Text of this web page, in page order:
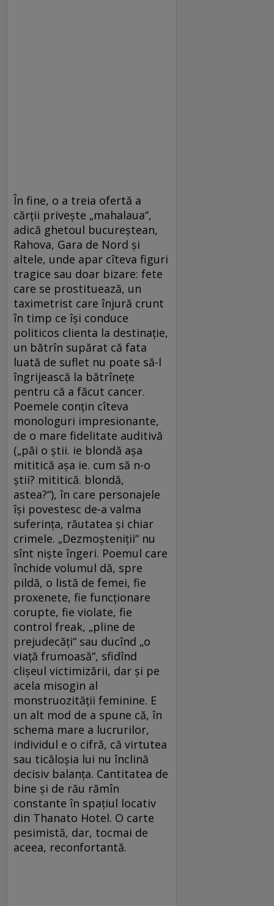
În fine, o a treia ofertă a
cărții privește „mahalaua“,
adică ghetoul bucureștean,
Rahova, Gara de Nord și
altele, unde apar cîteva figuri
tragice sau doar bizare: fete
care se prostituează, un
taximetrist care înjură crunt
în timp ce își conduce
politicos clienta la destinație,
un bătrîn supărat că fata
luată de suflet nu poate să-l
îngrijească la bătrînețe
pentru că a făcut cancer.
Poemele conțin cîteva
monologuri impresionante,
de o mare fidelitate auditivă
(„păi o știi. ie blondă așa
mititică așa ie. cum să n-o
știi? mititică. blondă,
astea?“), în care personajele
își povestesc de-a valma
suferința, răutatea și chiar
crimele. „Dezmoșteniții“ nu
sînt niște îngeri. Poemul care
închide volumul dă, spre
pildă, o listă de femei, fie
proxenete, fie funcționare
corupte, fie violate, fie
control freak, „pline de
prejudecăți“ sau ducînd „o
viață frumoasă“, sfidînd
clișeul victimizării, dar și pe
acela misogin al
monstruozității feminine. E
un alt mod de a spune că, în
schema mare a lucrurilor,
individul e o cifră, că virtutea
sau ticăloșia lui nu înclină
decisiv balanța. Cantitatea de
bine și de rău rămîn
constante în spațiul locativ
din Thanato Hotel. O carte
pesimistă, dar, tocmai de
aceea, reconfortantă.